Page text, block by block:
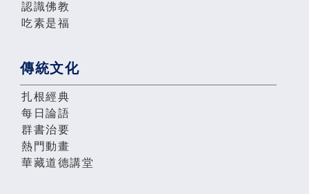
認識佛教
吃素是福
傳統文化
扎根經典
每日論語
群書治要
熱門動畫
華藏道德講堂